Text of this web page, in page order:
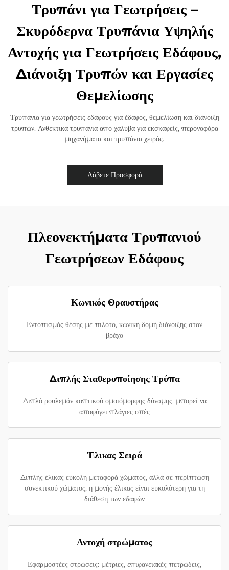
Τρυπάνι για Γεωτρήσεις –
Σκυρόδερνα Τρυπάνια Υψηλής
Αντοχής για Γεωτρήσεις Εδάφους,
Διάνοιξη Τρυπών και Εργασίες
Θεμελίωσης
Τρυπάνια για γεωτρήσεις εδάφους για έδαφος, θεμελίωση και διάνοιξη
τρυπών. Ανθεκτικά τρυπάνια από χάλυβα για εκσκαφείς, περονοφόρα
μηχανήματα και τρυπάνια χειρός.
Λάβετε Προσφορά
Πλεονεκτήματα Τρυπανιού
Γεωτρήσεων Εδάφους
Κωνικός Θραυστήρας
Εντοπισμός θέσης με πιλότο, κωνική δομή διάνοιξης στον
βράχο
Διπλής Σταθεροποίησης Τρύπα
Διπλό ρουλεμάν κοπτικού ομοιόμορφης δύναμης, μπορεί να
αποφύγει πλάγιες οπές
Έλικας Σειρά
Διπλής έλικας εύκολη μεταφορά χώματος, αλλά σε περίπτωση
συνεκτικού χώματος, η μονής έλικας είναι ευκολότερη για τη
διάθεση των εδαφών
Αντοχή στρώματος
Εφαρμοστέες στρώσεις: μέτριες, επιφανειακές πετρώδεις,